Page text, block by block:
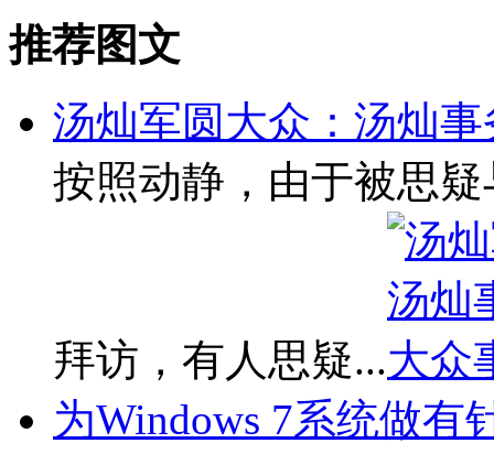
推荐图文
汤灿军圆大众：汤灿事
按照动静，由于被思
拜访，有人思疑...
为Windows 7系统做有